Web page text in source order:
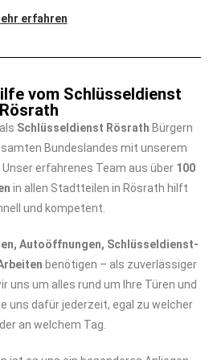
erfahren
vom Schlüsseldienst
Rösrath
Schlüsseldienst Rösrath Bürgern
Bundeslandes mit unserem
erfahrenes Team aus über 100
in allen Stadtteilen in Rösrath hilft
und kompetent.
Autoöffnungen, Schlüsseldienst-
benötigen – als zuverlässiger
uns um alles rund um Ihre Türen und
uns dafür jederzeit, egal zu welcher
an welchem Tag.